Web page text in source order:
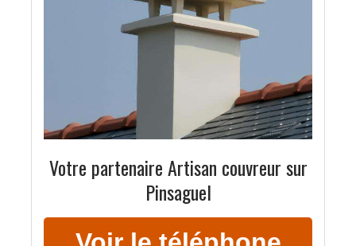
Votre partenaire Artisan couvreur sur
Pinsaguel